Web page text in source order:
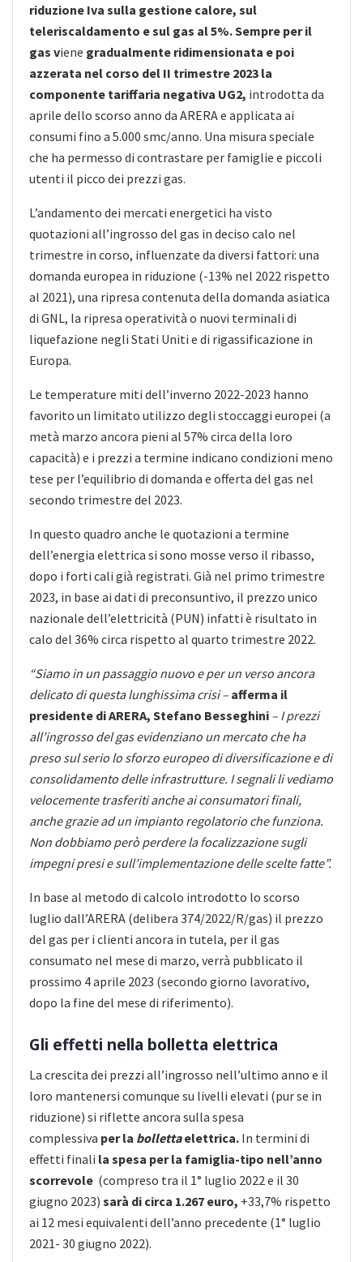
riduzione Iva sulla gestione calore, sul
teleriscaldamento e sul gas al 5%. Sempre per il
gas viene gradualmente ridimensionata e poi
azzerata nel corso del II trimestre 2023 la
componente tariffaria negativa UG2, introdotta da
aprile dello scorso anno da ARERA e applicata ai
consumi fino a 5.000 smc/anno. Una misura speciale
che ha permesso di contrastare per famiglie e piccoli
utenti il picco dei prezzi gas.
L’andamento dei mercati energetici ha visto
quotazioni all’ingrosso del gas in deciso calo nel
trimestre in corso, influenzate da diversi fattori: una
domanda europea in riduzione (-13% nel 2022 rispetto
al 2021), una ripresa contenuta della domanda asiatica
di GNL, la ripresa operatività o nuovi terminali di
liquefazione negli Stati Uniti e di rigassificazione in
Europa.
Le temperature miti dell’inverno 2022-2023 hanno
favorito un limitato utilizzo degli stoccaggi europei (a
metà marzo ancora pieni al 57% circa della loro
capacità) e i prezzi a termine indicano condizioni meno
tese per l’equilibrio di domanda e offerta del gas nel
secondo trimestre del 2023.
In questo quadro anche le quotazioni a termine
dell’energia elettrica si sono mosse verso il ribasso,
dopo i forti cali già registrati. Già nel primo trimestre
2023, in base ai dati di preconsuntivo, il prezzo unico
nazionale dell’elettricità (PUN) infatti è risultato in
calo del 36% circa rispetto al quarto trimestre 2022.
“Siamo in un passaggio nuovo e per un verso ancora
delicato di questa lunghissima crisi – afferma il
presidente di ARERA, Stefano Besseghini – I prezzi
all’ingrosso del gas evidenziano un mercato che ha
preso sul serio lo sforzo europeo di diversificazione e di
consolidamento delle infrastrutture. I segnali li vediamo
velocemente trasferiti anche ai consumatori finali,
anche grazie ad un impianto regolatorio che funziona.
Non dobbiamo però perdere la focalizzazione sugli
impegni presi e sull’implementazione delle scelte fatte”.
In base al metodo di calcolo introdotto lo scorso
luglio dall’ARERA (delibera 374/2022/R/gas) il prezzo
del gas per i clienti ancora in tutela, per il gas
consumato nel mese di marzo, verrà pubblicato il
prossimo 4 aprile 2023 (secondo giorno lavorativo,
dopo la fine del mese di riferimento).
Gli effetti nella bolletta elettrica
La crescita dei prezzi all’ingrosso nell’ultimo anno e il
loro mantenersi comunque su livelli elevati (pur se in
riduzione) si riflette ancora sulla spesa
complessiva per la bollettaelettrica. In termini di
effetti finali la spesa per la famiglia-tipo nell’anno
scorrevole (compreso tra il 1° luglio 2022 e il 30
giugno 2023) sarà di circa 1.267 euro, +33,7% rispetto
ai 12 mesi equivalenti dell’anno precedente (1° luglio
2021- 30 giugno 2022).